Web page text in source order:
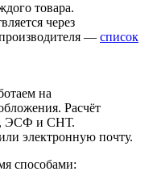
товара.
через
— список
на
Расчёт
ЭСФ и СНТ.
электронную почту.
способами: